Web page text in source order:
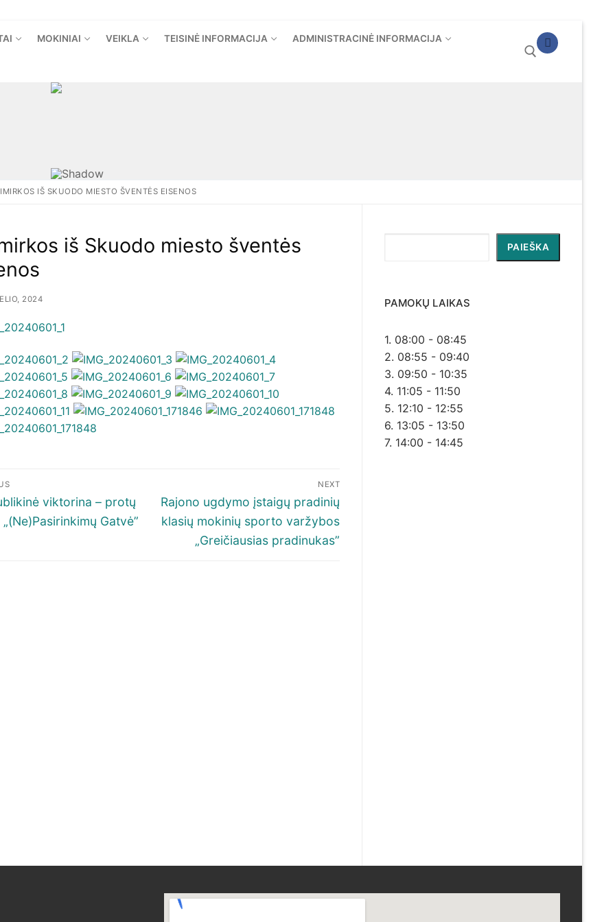
MOKINIAI VEIKLA TEISINĖ INFORMACIJA ADMINISTRACINĖ INFORMACIJA
IŠ SKUODO MIESTO ŠVENTĖS EISENOS
iš Skuodo miesto šventės
2024
viktorina – protų
„(Ne)Pasirinkimų Gatvė”
NEXT
Next
post:
Rajono ugdymo įstaigų pradinių
klasių mokinių sporto varžybos
„Greičiausias pradinukas”
PAIEŠKA
PAMOKŲ LAIKAS
1. 08:00 - 08:45
2. 08:55 - 09:40
3. 09:50 - 10:35
4. 11:05 - 11:50
5. 12:10 - 12:55
6. 13:05 - 13:50
7. 14:00 - 14:45